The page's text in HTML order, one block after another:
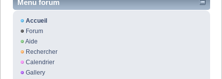
Menu forum
Accueil
Forum
Aide
Rechercher
Calendrier
Gallery